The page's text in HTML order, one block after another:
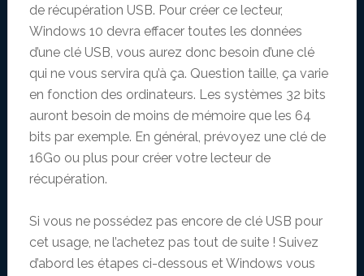
de récupération USB. Pour créer ce lecteur,
Windows 10 devra effacer toutes les données
d’une clé USB, vous aurez donc besoin d’une clé
qui ne vous servira qu’à ça. Question taille, ça varie
en fonction des ordinateurs. Les systèmes 32 bits
auront besoin de moins de mémoire que les 64
bits par exemple. En général, prévoyez une clé de
16Go ou plus pour créer votre lecteur de
récupération.
Si vous ne possédez pas encore de clé USB pour
cet usage, ne l’achetez pas tout de suite ! Suivez
d’abord les étapes ci-dessous et Windows vous